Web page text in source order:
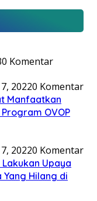
0 Komentar
20220 Komentar
Manfaatkan
OVOP
20220 Komentar
Upaya
Yang Hilang di